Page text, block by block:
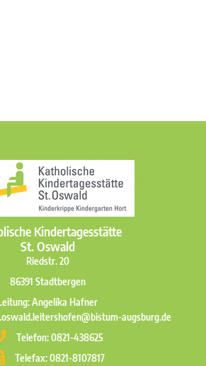
Kindertagesstätte
St. Oswald
Riedstr. 20
86391 Stadtbergen
Angelika Hafner
augsburg.de
Telefon: 0821-438625
Telefax: 0821-8107817